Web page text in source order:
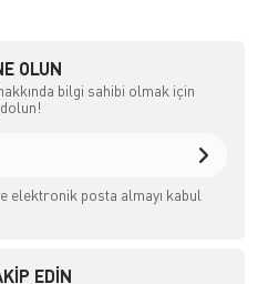
OLUN
bilgi sahibi olmak için
elektronik posta almayı kabul
EDIN